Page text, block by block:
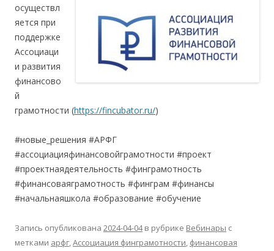
осуществл
яется при
поддержке
Ассоциаци
и развития
финансово
й
грамотности (https://fincubator.ru/)
#новые_решения #АРФГ
#ассоциацияфинансовойграмотности #проект
#проектнаядеятельность #финграмотность
#финансоваяграмотность #финграм #финансы
#начальнаяшкола #образование #обучение
Запись опубликована 2024-04-04в рубрике Вебинары с
метками арфг,Ассоциация финграмотности, финансовая